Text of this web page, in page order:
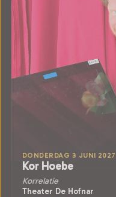
DONDERDAG 3 JUNI
Kor Hoebe
Korrelatie
Theater De Hofnar